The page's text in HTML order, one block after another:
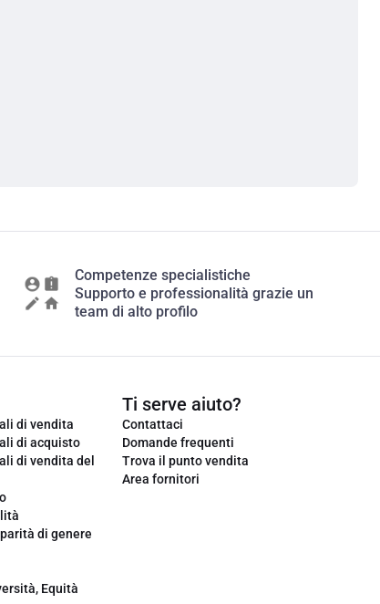
Competenze specialistiche
Supporto e professionalità grazie un
team di alto profilo
di vendita
di acquisto
di vendita del
di genere
Equità
Ti serve aiuto?
Contattaci
Domande frequenti
Trova il punto vendita
Area fornitori